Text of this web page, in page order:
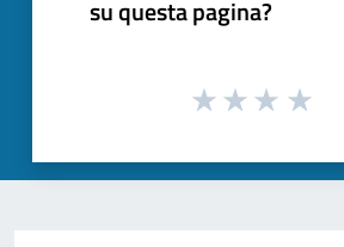
su questa pagina?